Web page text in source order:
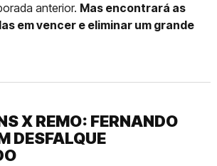
anterior. Mas encontrará as
em vencer e eliminar um grande
X REMO: FERNANDO
DESFALQUE